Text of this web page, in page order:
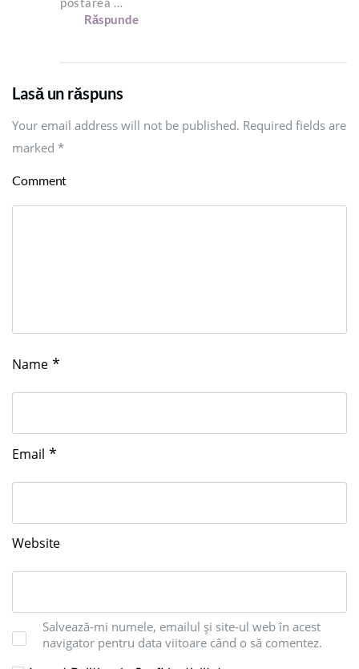
Răspunde
Lasă un răspuns
Your email address will not be published. Required fields are
marked *
Comment
Name *
Email *
Website
Salvează-mi numele, emailul și site-ul web în acest
navigator pentru data viitoare când o să comentez.